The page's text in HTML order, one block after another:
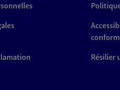
Résilier